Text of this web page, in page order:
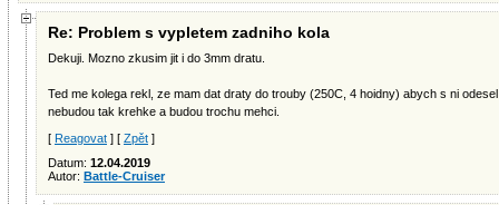
Re: Problem s vypletem zadniho kola
Dekuji. Mozno zkusim jit i do 3mm dratu.
Ted me kolega rekl, ze mam dat draty do trouby (250C, 4 hoidny) abych s ni
nebudou tak krehke a budou trochu mehci.
[ Reagovat ] [ Zpět ]
Datum: 12.04.2019
Autor: Battle-Cruiser